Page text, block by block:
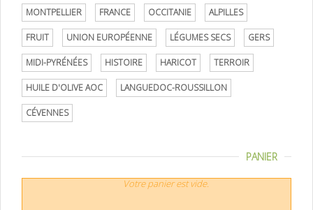
MONTPELLIER FRANCE OCCITANIE ALPILLES
FRUIT UNION EUROPÉENNE LÉGUMES SECS GERS
MIDI-PYRÉNÉES HISTOIRE HARICOT TERROIR
HUILE D'OLIVE AOC LANGUEDOC-ROUSSILLON
CÉVENNES
PANIER
Votre panier est vide.